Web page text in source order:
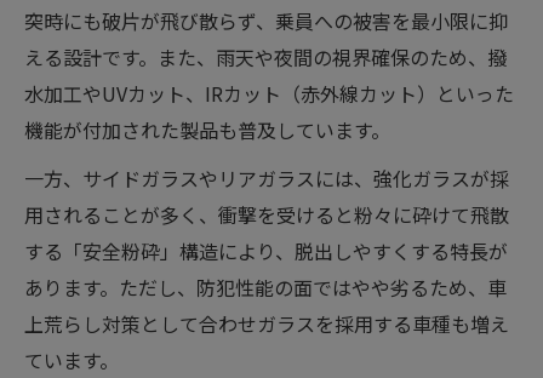
突時にも破片が飛び散らず、乗員への被害を最小限に抑
える設計です。また、雨天や夜間の視界確保のため、撥
水加工やUVカット、IRカット（赤外線カット）といった
機能が付加された製品も普及しています。
一方、サイドガラスやリアガラスには、強化ガラスが採
用されることが多く、衝撃を受けると粉々に砕けて飛散
する「安全粉砕」構造により、脱出しやすくする特長が
あります。ただし、防犯性能の面ではやや劣るため、車
上荒らし対策として合わせガラスを採用する車種も増え
ています。